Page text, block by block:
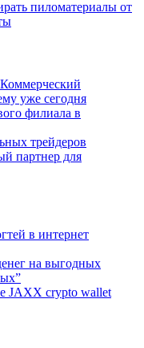
пиломатериалы от
уже сегодня
филиала в
трейдеров
партнер для
в интернет
на выгодных
JAXX crypto wallet